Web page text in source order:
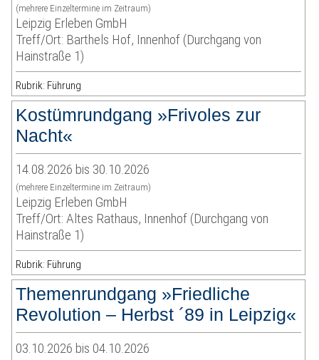
(mehrere Einzeltermine im Zeitraum)
Leipzig Erleben GmbH
Treff/Ort: Barthels Hof, Innenhof (Durchgang von
Hainstraße 1)
Rubrik: Führung
Kostümrundgang »Frivoles zur
Nacht«
14.08.2026 bis 30.10.2026
(mehrere Einzeltermine im Zeitraum)
Leipzig Erleben GmbH
Treff/Ort: Altes Rathaus, Innenhof (Durchgang von
Hainstraße 1)
Rubrik: Führung
Themenrundgang »Friedliche
Revolution – Herbst ´89 in Leipzig«
03.10.2026 bis 04.10.2026